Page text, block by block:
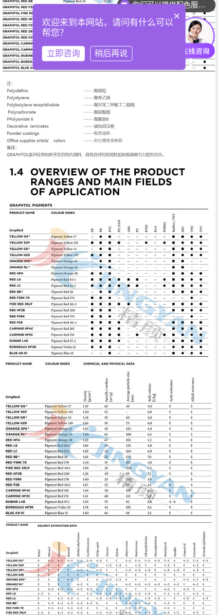
你们可以提供配色服务吗？
×
欢迎来到本网站，请问有什么可以
帮您？
立即咨询 稍后再说